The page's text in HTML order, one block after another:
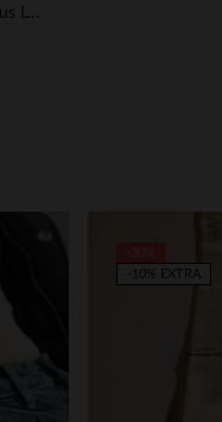
Goldfarbene Slingbackpumps aus Leder
-10% EXTRA